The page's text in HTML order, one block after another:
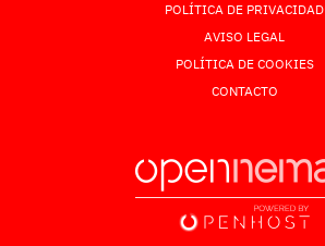
POLÍTICA DE PRIVACIDAD
AVISO LEGAL
POLÍTICA DE COOKIES
CONTACTO